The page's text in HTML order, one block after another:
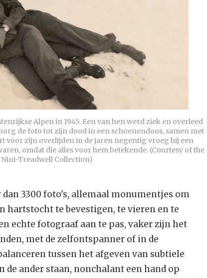
Alpen in 1945. Een van hen werd ziek en overleed
de foto tot zijn dood in een schoenendoos, samen met
voor zijn overlijden in de jaren negentig vroeg hij een
omdat die alles voor hem betekende. (Courtesy of the
Nini-Treadwell Collection)
3300 foto's, allemaal monumentjes om
hartstocht te bevestigen, te vieren en te
echte fotograaf aan te pas, vaker zijn het
met de zelfontspanner of in de
tussen het afgeven van subtiele
de ander staan, nonchalant een hand op